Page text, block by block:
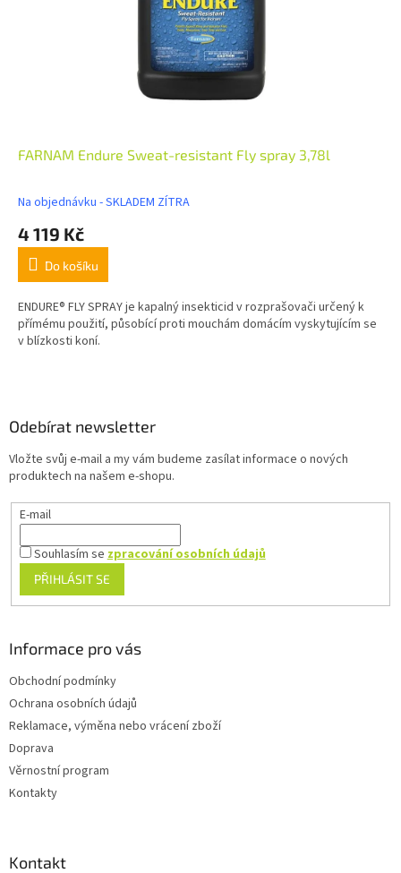
FARNAM Endure Sweat-resistant Fly spray 3,78l
Na objednávku - SKLADEM ZÍTRA
4 119 Kč
Do košíku
ENDURE® FLY SPRAY je kapalný insekticid v rozprašovači určený k
přímému použití, působící proti mouchám domácím vyskytujícím se
v blízkosti koní.
Odebírat newsletter
Vložte svůj e-mail a my vám budeme zasílat informace o nových
produktech na našem e-shopu.
E-mail
Souhlasím sezpracování osobních údajů
PŘIHLÁSIT SE
Informace pro vás
Obchodní podmínky
Ochrana osobních údajů
Reklamace, výměna nebo vrácení zboží
Doprava
Věrnostní program
Kontakty
Kontakt